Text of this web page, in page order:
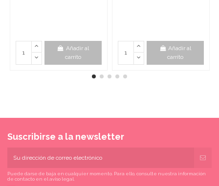
Añadir al
carrito
Añadir al
carrito
Suscribirse a la newsletter
Puede darse de baja en cualquier momento. Para ello, consulte nuestra información
de contacto en el aviso legal.